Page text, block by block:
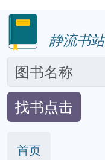
静流书站
找书点击
首页